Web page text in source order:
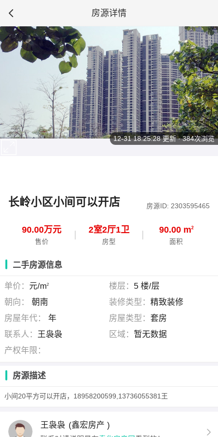
房源详情
长岭小区小间可以开店 房源ID: 2303595465
90.00万元
售价
2室2厅1卫
房型
90.00 m2
面积
12-31 18:25:28更新 · 384次浏览
二手房源信息
单价： 元/m2 楼层： 5 楼/层
朝向：
朝南 装修类型： 精致装修
房屋年代：
年 房屋类型： 套房
联系人： 王袅袅 区域： 暂无数据
产权年限：
房源描述
小间20平方可以开店，18958200599,13736055381王
王袅袅 (鑫宏房产 )